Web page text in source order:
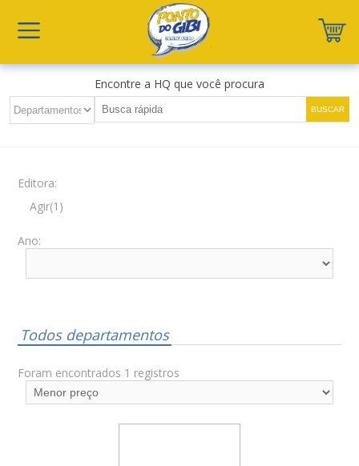
Encontre a HQ que você procura
Editora:
Agir(1)
Ano:
Todos departamentos
Foram encontrados 1 registros